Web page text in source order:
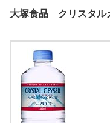
大塚食品 クリスタ